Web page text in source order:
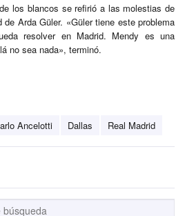
los blancos se refirió a las molestias de
Arda Güler. «Güler tiene este problema
resolver en Madrid. Mendy es una
no sea nada», terminó.
Ancelotti Dallas Real Madrid